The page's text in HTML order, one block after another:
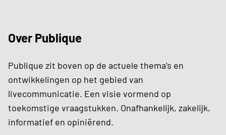
Over Publique
Publique zit boven op de actuele thema’s en
ontwikkelingen op het gebied van
livecommunicatie. Een visie vormend op
toekomstige vraagstukken. Onafhankelijk, zakelijk,
informatief en opiniërend.